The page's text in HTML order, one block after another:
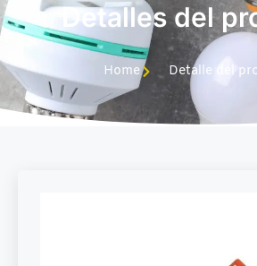
Detalles del
Home Detalle del